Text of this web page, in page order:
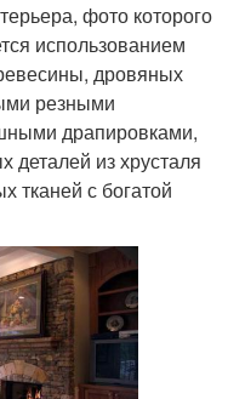
фото которого
использованием
дровяных
резными
драпировками,
деталей из хрусталя
тканей с богатой